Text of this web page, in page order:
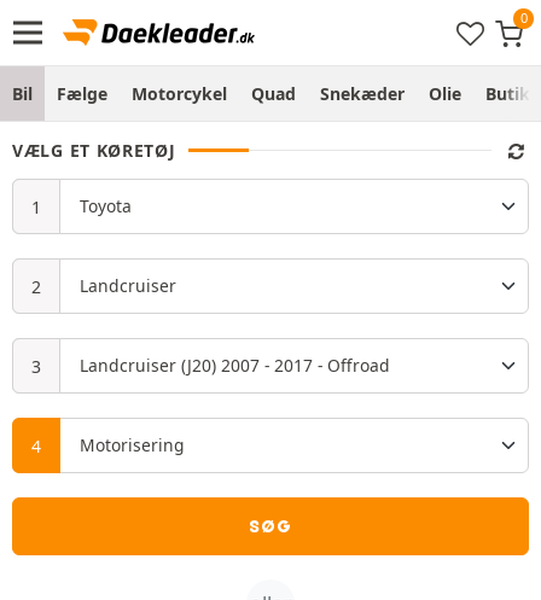
Bil Fælge Motorcykel Quad Snekæder Olie Butik
VÆLG ET KØRETØJ
SØG